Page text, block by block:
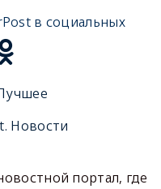
в социальных
Новости
портал, где